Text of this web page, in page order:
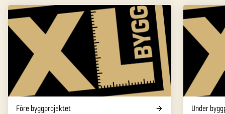
Före byggprojektet Under